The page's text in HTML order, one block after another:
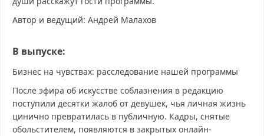
Автор и ведущий: Андрей Малахов
В выпуске:
Бизнес на чувствах: расследование нашей программы
После эфира об искусстве соблазнения в редакцию
поступили десятки жалоб от девушек, чья личная жизнь
цинично превратилась в публичную. Кадры, снятые
обольстителем, появляются в закрытых онлайн-